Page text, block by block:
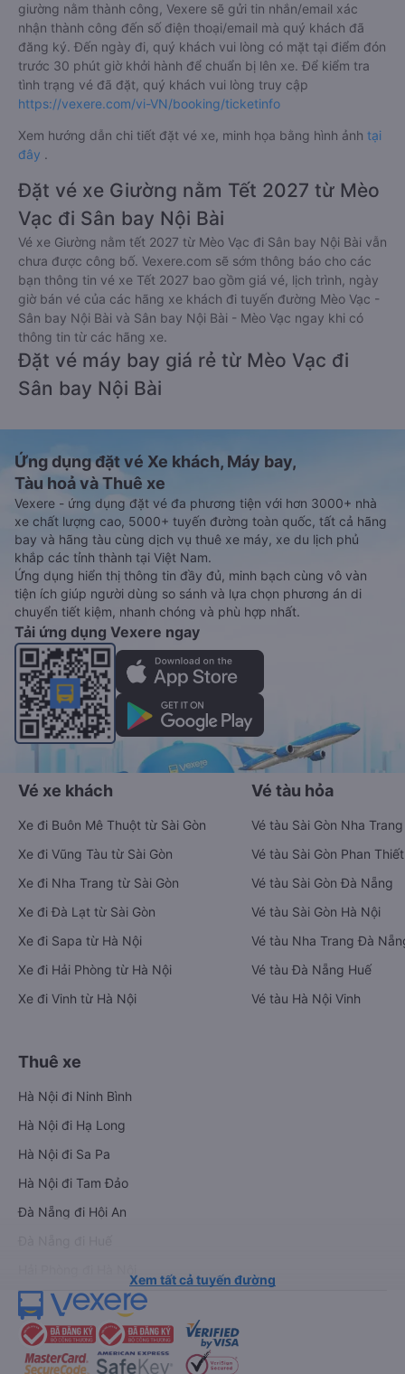
giường nằm thành công, Vexere sẽ gửi tin nhắn/email xác
nhận thành công đến số điện thoại/email mà quý khách đã
đăng ký. Đến ngày đi, quý khách vui lòng có mặt tại điểm đón
trước 30 phút giờ khởi hành để chuẩn bị lên xe. Để kiểm tra
tình trạng vé đã đặt, quý khách vui lòng truy cập
https://vexere.com/vi-VN/booking/ticketinfo
Xem hướng dẫn chi tiết đặt vé xe, minh họa bằng hình ảnh tại
đây .
Đặt vé xe Giường nằm Tết 2027 từ Mèo
Vạc đi Sân bay Nội Bài
Vé xe Giường nằm tết 2027 từ Mèo Vạc đi Sân bay Nội Bài vẫn
chưa được công bố. Vexere.com sẽ sớm thông báo cho các
bạn thông tin vé xe Tết 2027 bao gồm giá vé, lịch trình, ngày
giờ bán vé của các hãng xe khách đi tuyến đường Mèo Vạc -
Sân bay Nội Bài và Sân bay Nội Bài - Mèo Vạc ngay khi có
thông tin từ các hãng xe.
Đặt vé máy bay giá rẻ từ Mèo Vạc đi
Sân bay Nội Bài
Ứng dụng đặt vé Xe khách, Máy bay,
Tàu hoả và Thuê xe
Vexere - ứng dụng đặt vé đa phương tiện với hơn 3000+ nhà
xe chất lượng cao, 5000+ tuyến đường toàn quốc, tất cả hãng
bay và hãng tàu cùng dịch vụ thuê xe máy, xe du lịch phủ
khắp các tỉnh thành tại Việt Nam.
Ứng dụng hiển thị thông tin đầy đủ, minh bạch cùng vô vàn
tiện ích giúp người dùng so sánh và lựa chọn phương án di
chuyển tiết kiệm, nhanh chóng và phù hợp nhất.
Tải ứng dụng Vexere ngay
Vé xe khách
Xe đi Buôn Mê Thuột từ Sài Gòn
Xe đi Vũng Tàu từ Sài Gòn
Xe đi Nha Trang từ Sài Gòn
Xe đi Đà Lạt từ Sài Gòn
Xe đi Sapa từ Hà Nội
Xe đi Hải Phòng từ Hà Nội
Xe đi Vinh từ Hà Nội
Vé tàu hỏa
Vé tàu Sài Gòn Nha Trang
Vé tàu Sài Gòn Phan Thiết
Vé tàu Sài Gòn Đà Nẵng
Vé tàu Sài Gòn Hà Nội
Vé tàu Nha Trang Đà
Vé tàu Đà Nẵng Huế
Vé tàu Hà Nội Vinh
Thuê xe
Hà Nội đi Ninh Bình
Hà Nội đi Hạ Long
Hà Nội đi Sa Pa
Hà Nội đi Tam Đảo
Đà Nẵng đi Hội An
Xem tất cả tuyến đường